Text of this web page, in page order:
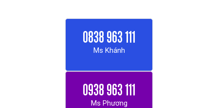
0838 963 111
Ms Khánh
0938 963 111
Ms Phương